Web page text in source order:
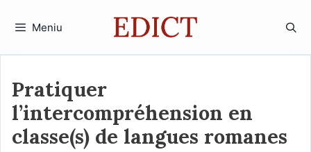
Meniu
Pratiquer
l’intercompréhension en
classe(s) de langues romanes